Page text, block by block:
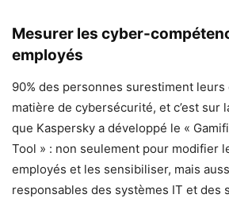
Mesurer les cyber-
employés
90% des personnes surestiment leurs
matière de cybersécurité, et c’est sur
que Kaspersky a développé le «
Tool » : non seulement pour modifier
employés et les sensibiliser, mais
responsables des systèmes IT et des